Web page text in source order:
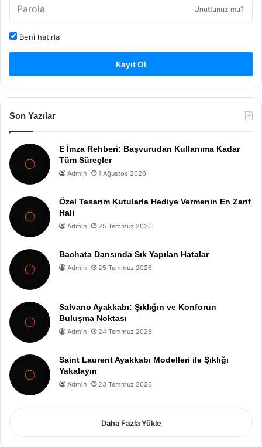
Unuttunuz mu?
Beni hatırla
Kayıt Ol
Son Yazılar
E İmza Rehberi: Başvurudan Kullanıma Kadar
Tüm Süreçler
Admin 1 Ağustos 2026
Özel Tasarım Kutularla Hediye Vermenin En Zarif
Hali
Admin 25 Temmuz 2026
Bachata Dansında Sık Yapılan Hatalar
Admin 25 Temmuz 2026
Salvano Ayakkabı: Şıklığın ve Konforun
Buluşma Noktası
Admin 24 Temmuz 2026
Saint Laurent Ayakkabı Modelleri ile Şıklığı
Yakalayın
Admin 23 Temmuz 2026
Daha Fazla Yükle